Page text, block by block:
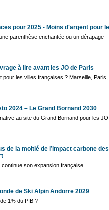
pour 2025 - Moins d'argent pour
parenthèse enchantée ou un dérapage
à lire avant les JO de Paris
pour les villes françaises ? Marseille, Paris,
2024 – Le Grand Bornand 2030
au site du Grand Bornand pour les
de la moitié de l’impact carbone
continue son expansion française
de Ski Alpin Andorre 2029
1% du PIB ?